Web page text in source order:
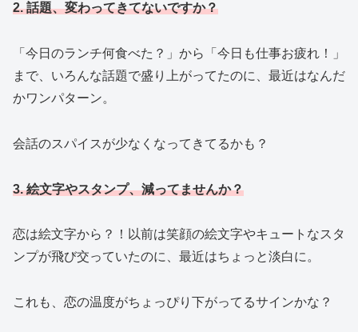
2. 話題、変わってきてないですか？
「今日のランチ何食べた？」から「今日も仕事お疲れ！」
まで、いろんな話題で盛り上がってたのに、最近はなんだ
かワンパターン。
会話のスパイスが少なくなってきてるかも？
3. 絵文字やスタンプ、減ってませんか？
恋は絵文字から？！以前は笑顔の絵文字やキュートなスタ
ンプが飛び交っていたのに、最近はちょっと淡白に。
これも、恋の温度がちょっぴり下がってるサインかな？